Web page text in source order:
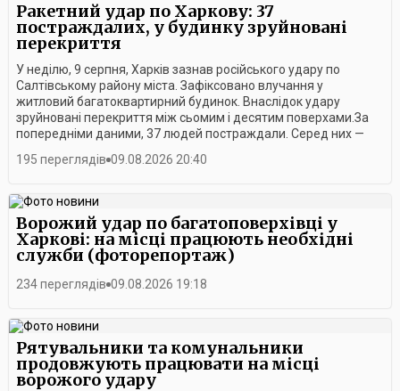
Ракетний удар по Харкову: 37
постраждалих, у будинку зруйновані
перекриття
У неділю, 9 серпня, Харків зазнав російського удару по
Салтівському району міста. Зафіксовано влучання у
житловий багатоквартирний будинок. Внаслідок удару
зруйновані перекриття між сьомим і десятим поверхами.За
попередніми даними, 37 людей постраждали. Серед них —
у двох діагностували отруєння чадним газом. Ще восьмеро,
постраждалим надається медична допомога.Працівники
комунальних служб прибирають уламки, бите скло та
великогабаритне сміття з прибудинкової території та
проїжджої частини.На місці також працюють фахівці КП
«Житлокомсервіс». Вони обстежують будинки на наявність
пошкоджень та консультують мешканців щодо отримання
допомоги за програмою «єВідновлення».
195 переглядів 09.08.2026 20:40
Ворожий удар по багатоповерхівці у
Харкові: на місці працюють необхідні
служби (фоторепортаж)
234 переглядів 09.08.2026 19:18
Рятувальники та комунальники
продовжують працювати на місці
ворожого удару